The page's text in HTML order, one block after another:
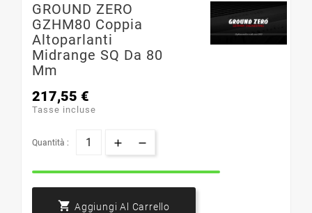
GROUND ZERO
GZHM80 Coppia
Altoparlanti
Midrange SQ Da 80
Mm
217,55 €
Tasse incluse
Quantità :
 Aggiungi Al Carrello